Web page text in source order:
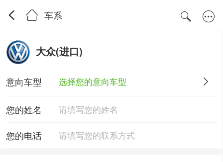
车系
大众(进口)
意向车型 选择您的意向车型
您的姓名
您的电话